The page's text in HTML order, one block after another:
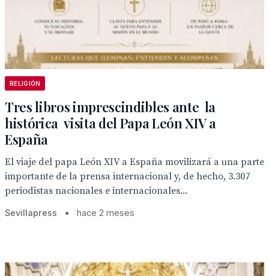
RELIGIÓN
Tres libros imprescindibles ante la
histórica visita del Papa León XIV a
España
El viaje del papa León XIV a España movilizará a una parte
importante de la prensa internacional y, de hecho, 3.307
periodistas nacionales e internacionales...
Sevillapress • hace 2 meses